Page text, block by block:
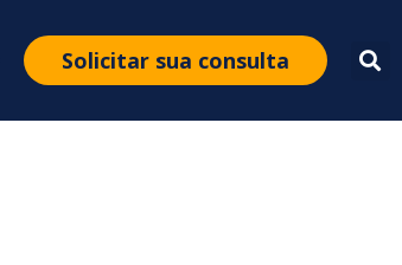
Solicitar sua consulta